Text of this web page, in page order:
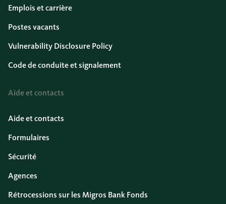
Emplois et carrière
Postes vacants
Vulnerability Disclosure Policy
Code de conduite et signalement
Aide et contacts
Aide et contacts
Formulaires
Sécurité
Agences
Rétrocessions sur les Migros Bank Fonds